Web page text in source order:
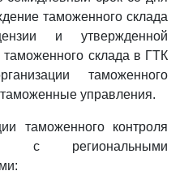
таможенного склада
и утвержденной
склада в ГТК
таможенного
управления.
таможенного контроля
с региональными